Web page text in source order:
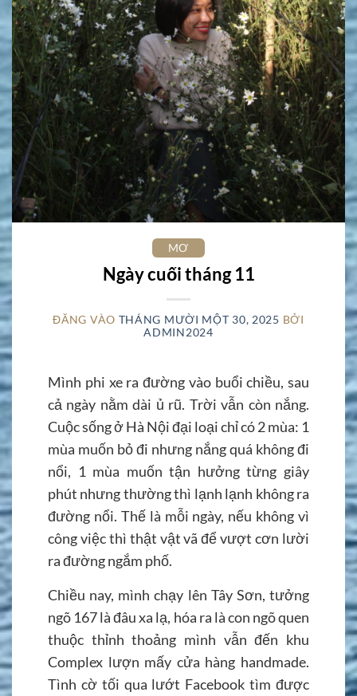
MƠ
Ngày cuối tháng 11
ĐĂNG VÀO THÁNG MƯỜI MỘT 30, 2025 BỞI
ADMIN2024
Mình phi xe ra đường vào buổi chiều, sau
cả ngày nằm dài ủ rũ. Trời vẫn còn nắng.
Cuộc sống ở Hà Nội đại loại chỉ có 2 mùa: 1
mùa muốn bỏ đi nhưng nắng quá không đi
nổi, 1 mùa muốn tận hưởng từng giây
phút nhưng thường thì lạnh lạnh không ra
đường nổi. Thế là mỗi ngày, nếu không vì
công việc thì thật vật vã để vượt cơn lười
ra đường ngắm phố.
Chiều nay, mình chạy lên Tây Sơn, tưởng
ngõ 167 là đâu xa lạ, hóa ra là con ngõ quen
thuộc thỉnh thoảng mình vẫn đến khu
Complex lượn mấy cửa hàng handmade.
Tình cờ tối qua lướt Facebook tìm được